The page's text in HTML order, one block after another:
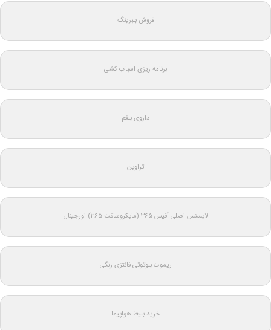
فروش بلبرینگ
برنامه ریزی اسباب کشی
داروی بلغم
تراوین
لایسنس اصلی آفیس ۳۶۵ (مایکروسافت ۳۶۵) اورجینال
ریموت بلوتوثی فانتزی رنگی
خرید بلیط هواپیما